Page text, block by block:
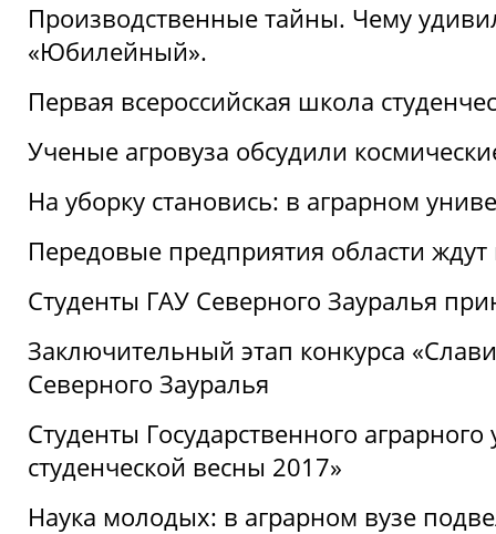
Производственные тайны. Чему
«Юбилейный».
Первая всероссийская школа
Ученые агровуза обсудили
На уборку становись: в аграрном
Передовые предприятия области ждут
Студенты ГАУ Северного Зауралья
Заключительный этап конкурса
Северного Зауралья
Студенты Государственного
студенческой весны 2017»
Наука молодых: в аграрном вузе